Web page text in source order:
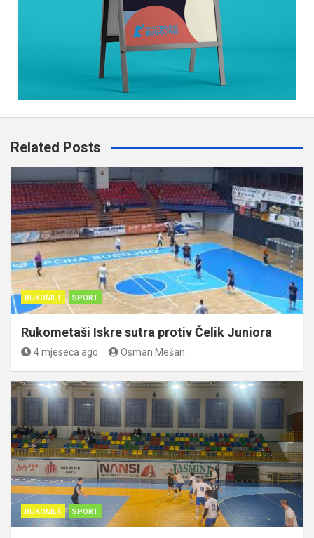
Related Posts
RUKOMET SPORT
Rukometaši Iskre sutra protiv Čelik Juniora
4 mjeseca ago Osman Mešan
RUKOMET SPORT